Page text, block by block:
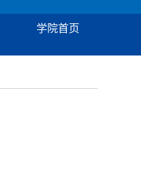
学院首页